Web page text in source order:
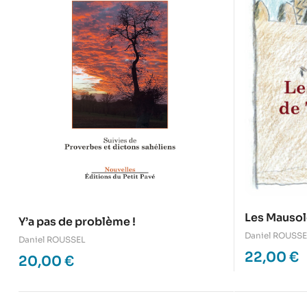
Y’a pas de problème !
Daniel ROUSSEL
20,00 €
Les
Daniel
22,00 €